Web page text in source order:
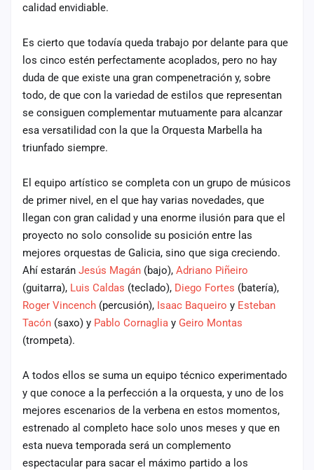
calidad envidiable.
Es cierto que todavía queda trabajo por delante para que
los cinco estén perfectamente acoplados, pero no hay
duda de que existe una gran compenetración y, sobre
todo, de que con la variedad de estilos que representan
se consiguen complementar mutuamente para alcanzar
esa versatilidad con la que la Orquesta Marbella ha
triunfado siempre.
El equipo artístico se completa con un grupo de músicos
de primer nivel, en el que hay varias novedades, que
llegan con gran calidad y una enorme ilusión para que el
proyecto no solo consolide su posición entre las
mejores orquestas de Galicia, sino que siga creciendo.
Ahí estarán Jesús Magán (bajo), Adriano Piñeiro
(guitarra), Luis Caldas (teclado), Diego Fortes (batería),
Roger Vincench (percusión), Isaac Baqueiro y Esteban
Tacón (saxo) y Pablo Cornaglia y Geiro Montas
(trompeta).
A todos ellos se suma un equipo técnico experimentado
y que conoce a la perfección a la orquesta, y uno de los
mejores escenarios de la verbena en estos momentos,
estrenado al completo hace solo unos meses y que en
esta nueva temporada será un complemento
espectacular para sacar el máximo partido a los